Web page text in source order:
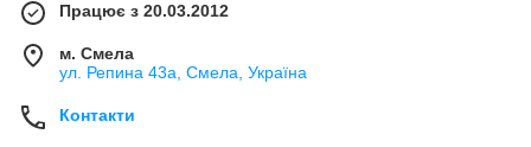
Працює з 20.03.2012
м. Смела
ул. Репина 43а, Смела, Україна
Контакти